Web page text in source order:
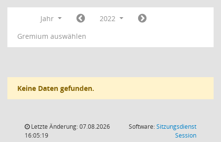
Jahr
2022
Gremium auswählen
Keine Daten gefunden.
Letzte Änderung: 07.08.2026
16:05:19
Software:Sitzungsdienst
Session(Wird in